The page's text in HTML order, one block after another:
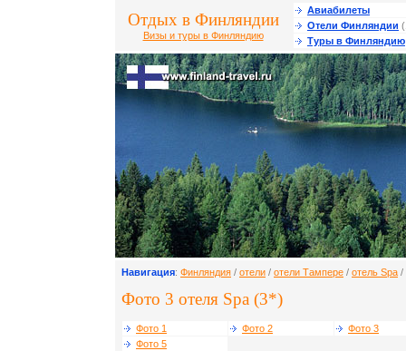
Отдых в Финляндии
Визы и туры в Финляндию
Авиабилеты
Отели Финляндии
Туры в Финляндию
Навигация: Финляндия / отели / отели Тампере / отель Spa /
Фото 3 отеля Spa (3*)
Фото 1 Фото 2
Фото 3
Фото 5